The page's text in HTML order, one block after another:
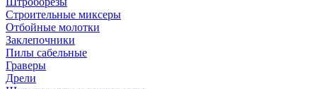
Строительные миксеры
Отбойные молотки
Заклепочники
Пилы сабельные
Граверы
Дрели